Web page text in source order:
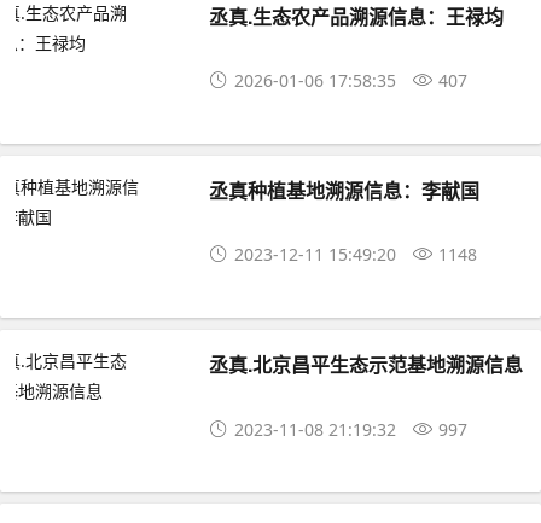
丞真.生态农产品溯源信息：王禄均
2026-01-06 17:58:35 407
丞真种植基地溯源信息：李献国
2023-12-11 15:49:20 1148
丞真.北京昌平生态示范基地溯源信息
2023-11-08 21:19:32 997